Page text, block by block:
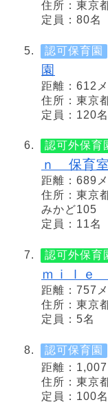
住所：東京
定員：80名
認可保育園
園
距離：612
住所：東京
定員：120名
認可外保育
ｎ 保育室
距離：689
住所：東京
みかど105
定員：11名
認可外保育
ｍｉｌｅ
距離：757
住所：東京
定員：5名
認可保育園
距離：
住所：東京
定員：100名